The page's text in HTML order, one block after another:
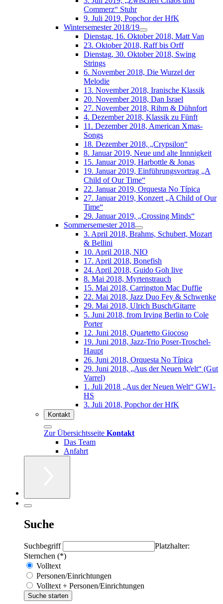
Commerz“ Stuhr
9. Juli 2019, Popchor der HfK
Wintersemester 2018/19
Dienstag, 16. Oktober 2018, Matt Van
23. Oktober 2018, Raff bis Orff
Dienstag, 30. Oktober 2018, Swing
Strings
6. November 2018, Die Wurzel der
Melodie
13. November 2018, Iranische Klassik
20. November 2018, Dan Israel
27. November 2018, Rihm & Dühnfort
4. Dezember 2018, Klassik zu Fünft
11. Dezember 2018, American Xmas-
Songs
18. Dezember 2018, „Crypsilon“
8. Januar 2019, Neue und alte Innnigkeit
15. Januar 2019, Harbottle & Jonas
19. Januar 2019, Einführungsvortrag „A
Child of Our Time“
22. Januar 2019, Orquesta No Típica
27. Januar 2019, Konzert „A Child of Our
Time“
29. Januar 2019, „Crossing Minds“
Sommersemester 2018
3. April 2018, Brahms, Schubert, Mozart
& Bellini
10. April 2018, NIO
17. April 2018, Bonefish
24. April 2018, Guido Goh live
8. Mai 2018, Myrtenstrauch
15. Mai 2018, Carrington Mac Duffie
22. Mai 2018, Jazz Duo Fey & Schwenke
29. Mai 2018, Ulrich Busch/Gitarre
5. Juni 2018, from Irving Berlin to Cole
Porter
12. Juni 2018, Quartetto Giocoso
19. Juni 2018, Jazz-Trio Poser-Troschel-
Haupt
26. Juni 2018, Orquesta No Típica
29. Juni 2018, „Aus der Neuen Welt“ (Gut
Varrel)
1. Juli 2018 „Aus der Neuen Welt“ GW1-
HS
3. Juli 2018, Popchor der HfK
Kontakt
Zur Übersichtsseite Kontakt
Das Team
Anfahrt
Suche
Suchbegriff
Platzhalter:
Sternchen (*)
Volltext
Personen/Einrichtungen
Volltext + Personen/Einrichtungen